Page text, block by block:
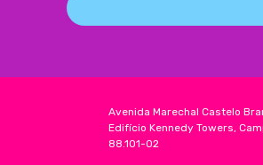
Avenida Marechal Castelo
Edifício Kennedy Towers,
88.101-02